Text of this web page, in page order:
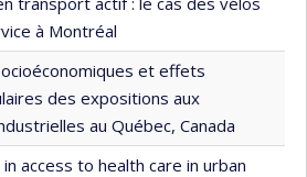
à Montréal
et effets
des expositions aux
au Québec, Canada
access to health care in urban